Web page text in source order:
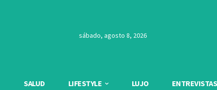
sábado, agosto 8, 2026
SALUD LIFESTYLE LUJO ENTREVISTAS